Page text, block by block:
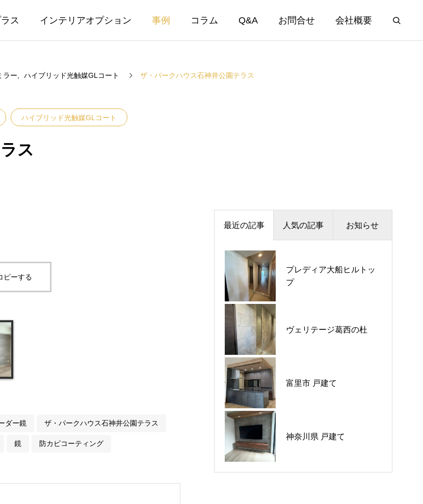
ス インテリアオプション 事例 コラム Q&A お問合せ 会社概要
ラー ハイブリッド光触媒GLコート ザ・パークハウス石神井公園テラス
ハイブリッド光触媒GLコート
ス
ピーする
ダー鏡 ザ・パークハウス石神井公園テラス
鏡 防カビコーティング
最近の記事 人気の記事 お知らせ
プレディア大船ヒルトッ
プ
ヴェリテージ葛西の杜
富里市 戸建て
神奈川県 戸建て
プラウドシティ所沢
テラス
ウエリス八千代村上
シーブレス
夏季休暇のお知らせ
価格改定のお知らせ
平日ナイト相談会開催🌙
GW営業のご案内